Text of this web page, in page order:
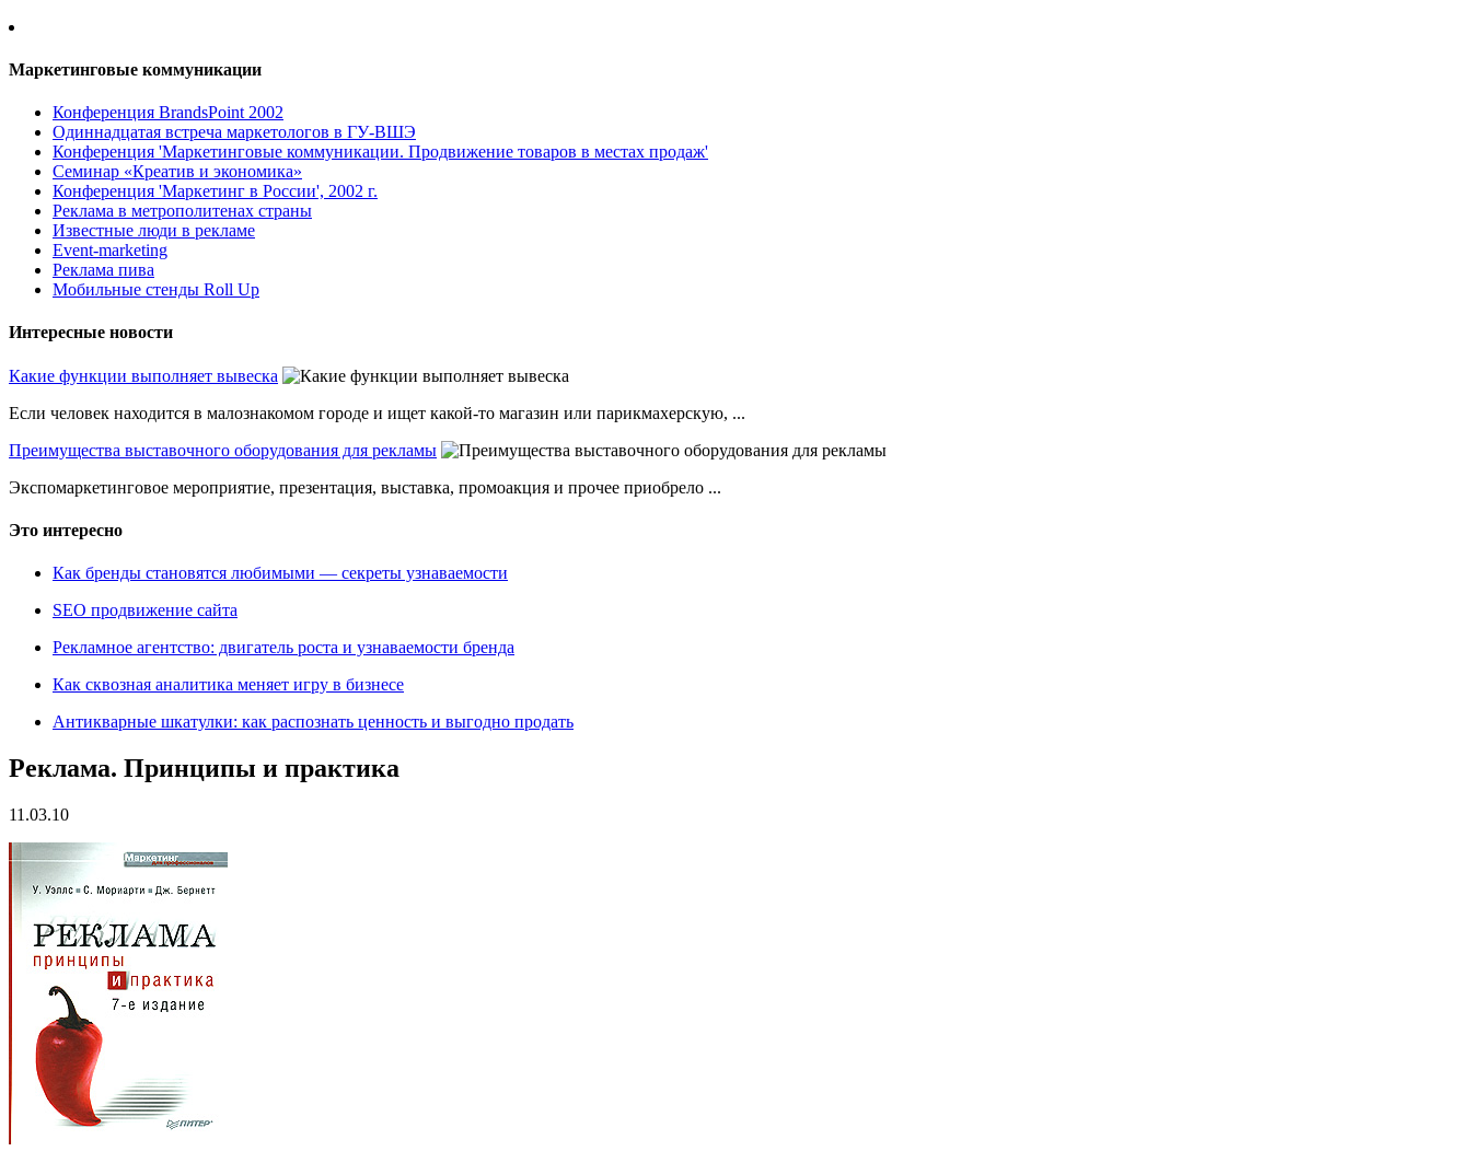
Маркетинговые коммуникации
Конференция BrandsPoint 2002
Одиннадцатая встреча маркетологов в ГУ-ВШЭ
Конференция 'Маркетинговые коммуникации. Продвижение товаров в местах продаж'
Семинар «Креатив и экономика»
Конференция 'Маркетинг в России', 2002 г.
Реклама в метрополитенах страны
Известные люди в рекламе
Event-marketing
Реклама пива
Мобильные стенды Roll Up
Интересные новости
Какие функции выполняет вывеска
Если человек находится в малознакомом городе и ищет какой-то магазин или парикмахерскую, ...
Преимущества выставочного оборудования для рекламы
Экспомаркетинговое мероприятие, презентация, выставка, промоакция и прочее приобрело ...
Это интересно
Как бренды становятся любимыми — секреты узнаваемости
SEO продвижение сайта
Рекламное агентство: двигатель роста и узнаваемости бренда
Как сквозная аналитика меняет игру в бизнесе
Антикварные шкатулки: как распознать ценность и выгодно продать
Реклама. Принципы и практика
11.03.10